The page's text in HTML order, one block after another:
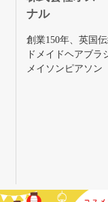
ナル
創業150年、英国
ドメイドヘアブラ
メイソンピアソン